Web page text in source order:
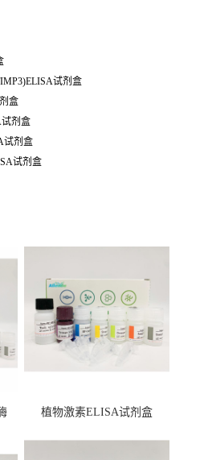
试剂盒
盒
剂盒
试剂盒
试剂盒
植物激素ELISA试剂盒